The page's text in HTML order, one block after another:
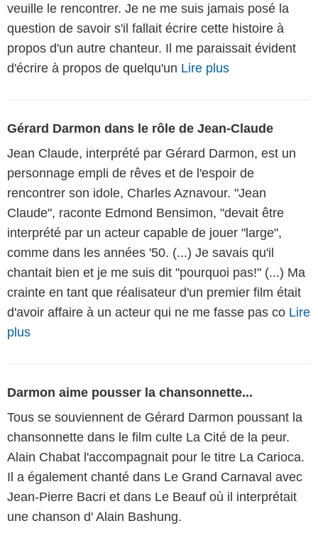
veuille le rencontrer. Je ne me suis jamais posé la
question de savoir s'il fallait écrire cette histoire à
propos d'un autre chanteur. Il me paraissait évident
d'écrire à propos de quelqu'un Lire plus
Gérard Darmon dans le rôle de Jean-Claude
Jean Claude, interprété par Gérard Darmon, est un
personnage empli de rêves et de l'espoir de
rencontrer son idole, Charles Aznavour. "Jean
Claude", raconte Edmond Bensimon, "devait être
interprété par un acteur capable de jouer "large",
comme dans les années '50. (...) Je savais qu'il
chantait bien et je me suis dit "pourquoi pas!" (...) Ma
crainte en tant que réalisateur d'un premier film était
d'avoir affaire à un acteur qui ne me fasse pas co Lire
plus
Darmon aime pousser la chansonnette...
Tous se souviennent de Gérard Darmon poussant la
chansonnette dans le film culte La Cité de la peur.
Alain Chabat l'accompagnait pour le titre La Carioca.
Il a également chanté dans Le Grand Carnaval avec
Jean-Pierre Bacri et dans Le Beauf où il interprétait
une chanson d' Alain Bashung.